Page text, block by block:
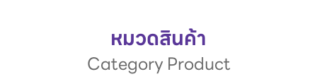
หมวดสินค้า
Category Product